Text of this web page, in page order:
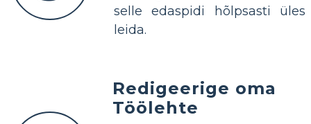
selle edaspidi hõlpsasti üles
leida.
Redigeerige oma
Töölehte